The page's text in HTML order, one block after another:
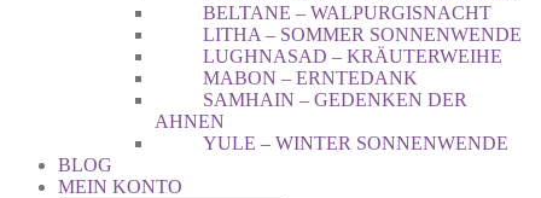
BELTANE – WALPURGISNACHT
LITHA – SOMMER SONNENWENDE
LUGHNASAD – KRÄUTERWEIHE
MABON – ERNTEDANK
SAMHAIN – GEDENKEN DER
AHNEN
YULE – WINTER SONNENWENDE
BLOG
MEIN KONTO